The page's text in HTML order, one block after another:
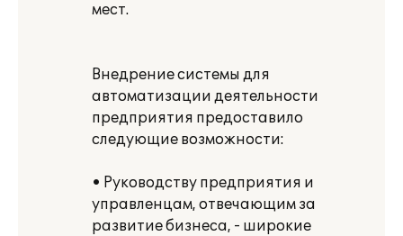
мест.
Внедрение системы для
автоматизации деятельности
предприятия предоставило
следующие возможности:
• Руководству предприятия и
управленцам, отвечающим за
развитие бизнеса, - широкие